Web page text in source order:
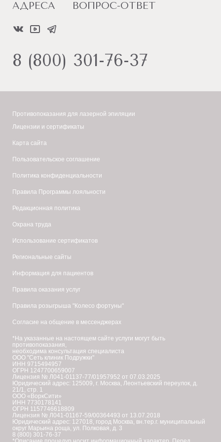
АДРЕСА
ВОПРОС-ОТВЕТ
8 (800) 301-76-37
Противопоказания для лазерной эпиляции
Лицензии и сертификаты
Карта сайта
Пользовательское соглашение
Политика конфиденциальности
Правила Программы лояльности
Редакционная политика
Охрана труда
Использование сертификатов
Региональные сайты
Информация для пациентов
Правила оказания услуг
Правила розыгрыша "Колесо фортуны"
Согласие на общение в мессенджерах
*На указанные на настоящем сайте услуги могут быть
противопоказания,
необходима консультация специалиста
ООО "Сеть клиник Подружки"
ИНН 9715494957
ОГРН 1247700659007
Лицензия № Л041-01137-77/01957952 от 07.03.2025
Юридический адрес: 125009, г. Москва, Леонтьевский переулок, д.
21/1, стр. 1
ООО «ВоркСити»
ИНН 7730178141
ОГРН 1157746618809
Лицензия № Л041-01167-59/00364493 от 13.07.2018
Юридический адрес: 127018, город Москва, вн.тер.г. муниципальный
округ Марьина роща, ул. Полковая, д. 3
8 (800) 301-76-37